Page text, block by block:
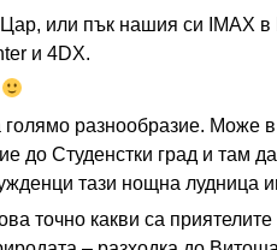
или пък нашия си IMAX
и 4DX.
голямо разнообразие. Може
до Студенстки град и там
тази нощна лудница
точно какви са